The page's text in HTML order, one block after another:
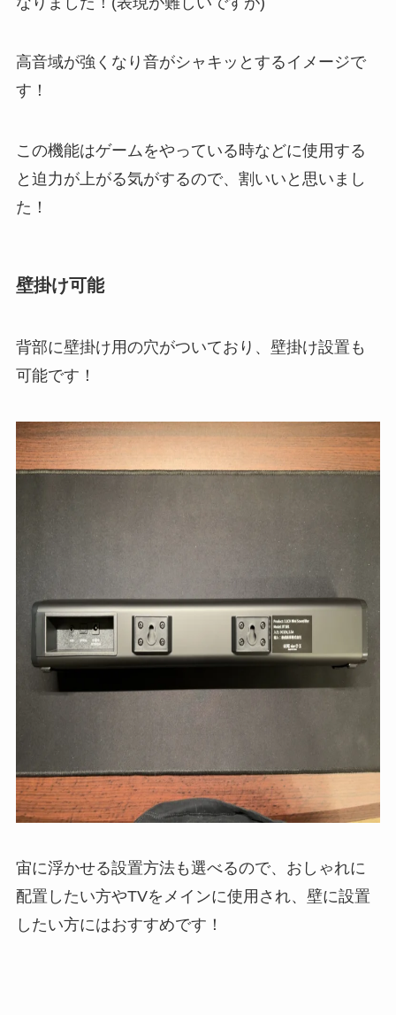
高音域が強くなり音がシャキッとするイメージで
す！
この機能はゲームをやっている時などに使用する
と迫力が上がる気がするので、割いいと思いまし
た！
壁掛け可能
背部に壁掛け用の穴がついており、壁掛け設置も
可能です！
宙に浮かせる設置方法も選べるので、おしゃれに
配置したい方やTVをメインに使用され、壁に設置
したい方にはおすすめです！